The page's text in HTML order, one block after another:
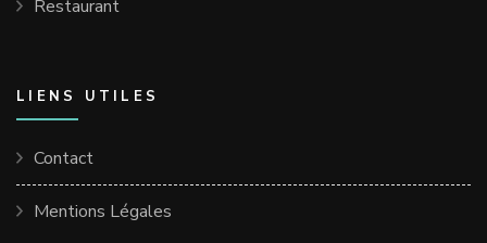
Restaurant
LIENS UTILES
Contact
Mentions Légales